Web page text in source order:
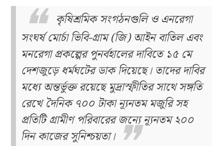
কৃষিশ্রমিক সংগঠনগুলি ও এনরেগা
সংঘর্ষ মোর্চা ভিবি-গ্রাম (জি) আইন বাতিল এবং
মনরেগা প্রকল্পের পুনর্বহালের দাবিতে ১৫ মে
দেশজুড়ে ধর্মঘটের ডাক দিয়েছে। তাদের দাবির
মধ্যে অন্তর্ভুক্ত রয়েছে মুদ্রাস্ফীতির সাথে সঙ্গতি
রেখে দৈনিক ৭০০ টাকা ন্যূনতম মজুরি সহ
প্রতিটি গ্রামীণ পরিবারের জন্যে ন্যূনতম ২০০
দিন কাজের সুনিশ্চয়তা।